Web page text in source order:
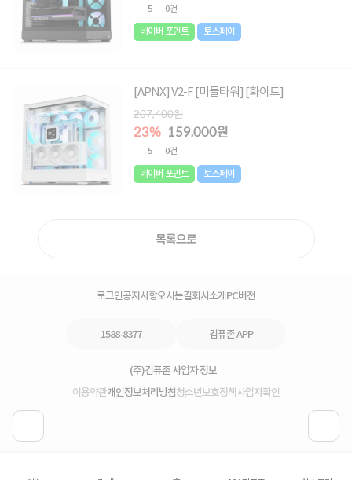
5 0건
네이버 포인트 토스페이
[APNX] V2-F [미들타워] [화이트]
207,400원
23% 159,000원
5 0건
네이버 포인트 토스페이
목록으로
로그인공지사항오시는길회사소개PC버전
1588-8377 컴퓨존 APP
(주)컴퓨존 사업자 정보
이용약관개인정보처리방침청소년보호정책사업자확인